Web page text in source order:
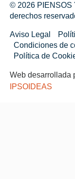
© 2026 PIENSOS
derechos
Aviso Legal
Condiciones de
Política de
Web desarrollada
IPSOIDEAS